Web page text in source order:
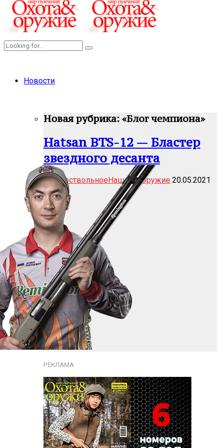
Новости
Новая рубрика: «Блог чемпиона»
Hatsan BTS-12 — Бластер
звездного десанта
Гладкоствольное Наш тестОружие 20.05.2021
РЕКЛАМА